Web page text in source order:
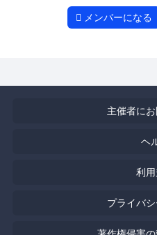
メンバーになる
主催者に
ヘ
利
プライバ